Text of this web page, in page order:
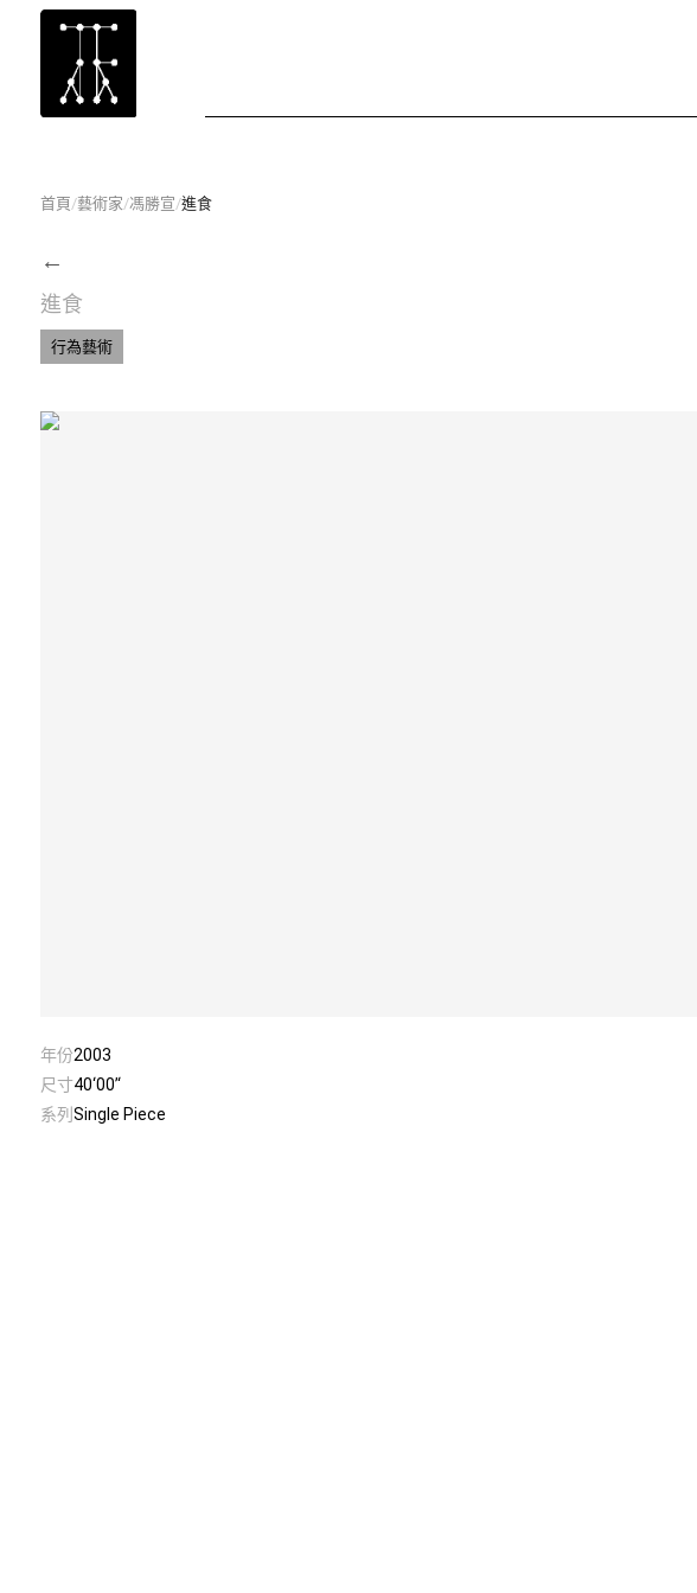
首頁/藝術家/馮勝宣/進食
←
進食
行為藝術
年份2003
尺寸40‘00’‘
系列 Single Piece